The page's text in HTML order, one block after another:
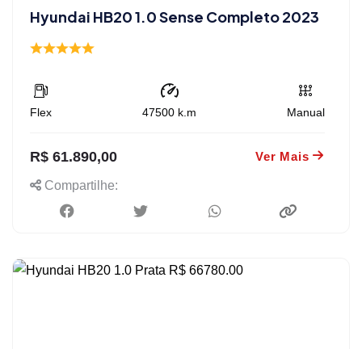
Hyundai HB20 1.0 Sense Completo 2023
Flex 47500 k.m Manual
R$ 61.890,00 Ver Mais
Compartilhe: